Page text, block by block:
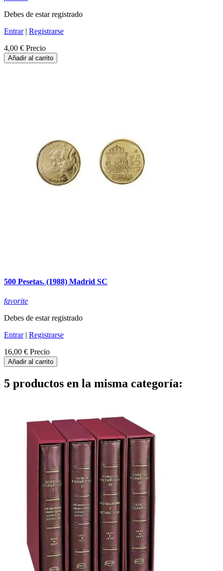
Debes de estar registrado
Entrar| Registrarse
4,00 € Precio
Añadir al carrito
500 Pesetas. (1988) Madrid SC
favorite
Debes de estar registrado
Entrar| Registrarse
16,00 € Precio
Añadir al carrito
5 productos en la misma categoría: